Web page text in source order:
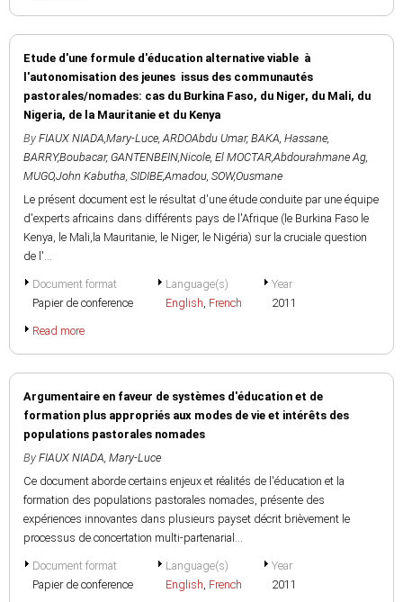
Etude d'une formule d'éducation alternative viable à
l'autonomisation des jeunes issus des communautés
pastorales/nomades: cas du Burkina Faso, du Niger, du Mali, du
Nigeria, de la Mauritanie et du Kenya
By FIAUX NIADA,Mary-Luce,ARDOAbdu Umar, BAKA, Hassane,
BARRY,Boubacar, GANTENBEIN,Nicole, El MOCTAR,Abdourahmane Ag,
MUGO,John Kabutha, SIDIBE,Amadou, SOW,Ousmane
Le présent document est le résultat d'une étude conduite par une équipe
d'experts africains dans différents pays de l'Afrique (le Burkina Faso le
Kenya, le Mali,la Mauritanie, le Niger, le Nigéria) sur la cruciale question
de l'...
Document format
Papier de conference
Language(s)
English, French
Year
2011
Read more
Argumentaire en faveur de systèmes d'éducation et de
formation plus appropriés aux modes de vie et intérêts des
populations pastorales nomades
By FIAUX NIADA, Mary-Luce
Ce document aborde certains enjeux et réalités de l'éducation et la
formation des populations pastorales nomades, présente des
expériences innovantes dans plusieurs payset décrit brièvement le
processus de concertation multi-partenarial...
Document format
Papier de conference
Language(s)
English, French
Year
2011